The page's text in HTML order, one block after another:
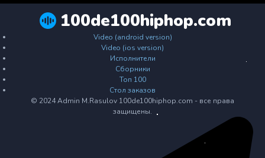
100de100hiphop.com
Video (android version)
Video (ios version)
Исполнители
Сборники
Топ 100
Стол заказов
© 2024 Admin M.Rasulov 100de100hiphop.com - все права
защищены.